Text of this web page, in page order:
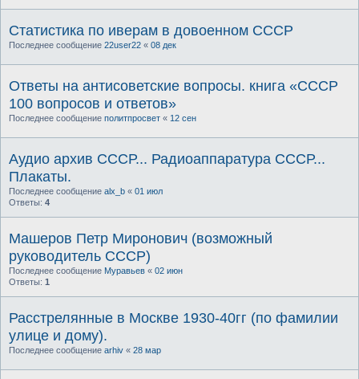
Статистика по иверам в довоенном СССР
Последнее сообщение 22user22 « 08 дек
Ответы на антисоветские вопросы. книга «CCCР
100 вопросов и ответов»
Последнее сообщение политпросвет « 12 сен
Аудио архив СССР... Радиоаппаратура СССР...
Плакаты.
Последнее сообщение alx_b « 01 июл
Ответы: 4
Машеров Петр Миронович (возможный
руководитель СССР)
Последнее сообщение Муравьев « 02 июн
Ответы: 1
Расстрелянные в Москве 1930-40гг (по фамилии
улице и дому).
Последнее сообщение arhiv « 28 мар